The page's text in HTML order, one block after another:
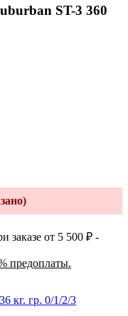
ST-3 360
заказе от 5 500 ₽ -
предоплаты.
кг. гр. 0/1/2/3